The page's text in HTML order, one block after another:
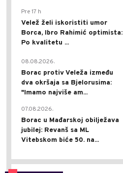
Pre 17 h
Velež želi iskoristiti umor
Borca, Ibro Rahimić optimista:
Po kvalitetu ...
08.08.2026.
Borac protiv Veleža između
dva okršaja sa Bjelorusima:
"Imamo najviše am...
07.08.2026.
Borac u Mađarskoj obilježava
jubilej: Revanš sa ML
Vitebskom biće 50. na...